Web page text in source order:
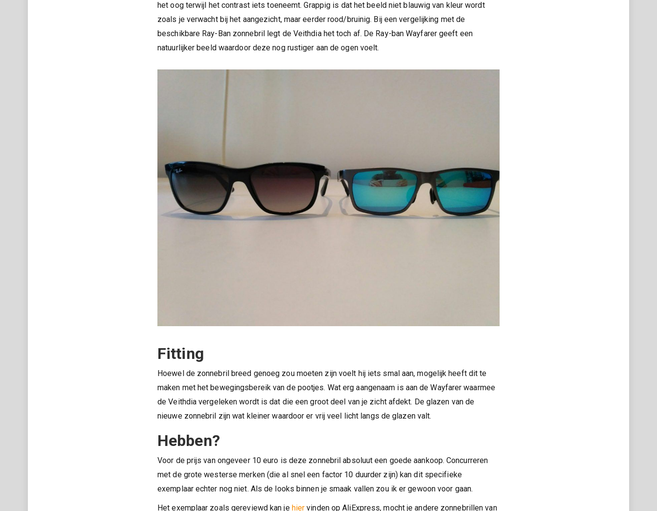
het oog terwijl het contrast iets toeneemt. Grappig is dat het beeld niet blauwig van kleur wordt
zoals je verwacht bij het aangezicht, maar eerder rood/bruinig. Bij een vergelijking met de
beschikbare Ray-Ban zonnebril legt de Veithdia het toch af. De Ray-ban Wayfarer geeft een
natuurlijker beeld waardoor deze nog rustiger aan de ogen voelt.
Fitting
Hoewel de zonnebril breed genoeg zou moeten zijn voelt hij iets smal aan, mogelijk heeft dit te
maken met het bewegingsbereik van de pootjes. Wat erg aangenaam is aan de Wayfarer waarmee
de Veithdia vergeleken wordt is dat die een groot deel van je zicht afdekt. De glazen van de
nieuwe zonnebril zijn wat kleiner waardoor er vrij veel licht langs de glazen valt.
Hebben?
Voor de prijs van ongeveer 10 euro is deze zonnebril absoluut een goede aankoop. Concurreren
met de grote westerse merken (die al snel een factor 10 duurder zijn) kan dit specifieke
exemplaar echter nog niet. Als de looks binnen je smaak vallen zou ik er gewoon voor gaan.
Het exemplaar zoals gereviewd kan je hier vinden op AliExpress, mocht je andere zonnebrillen van